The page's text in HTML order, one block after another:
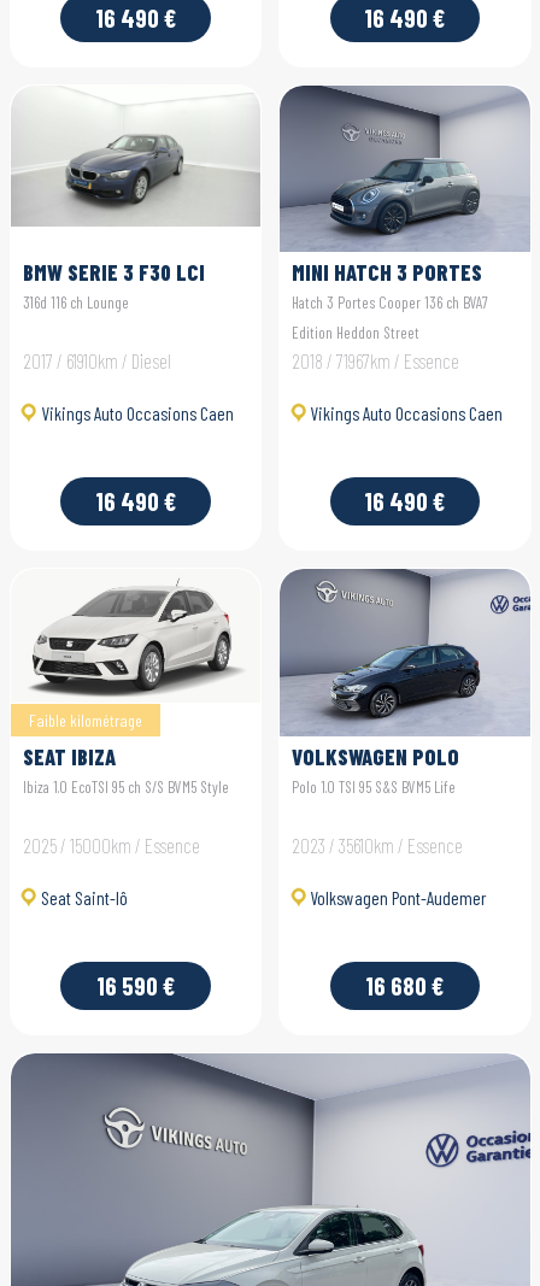
16 490 € 16 490 €
BMW SERIE 3 F30 LCI
316d 116 ch Lounge
2017 / 61910km / Diesel
Vikings Auto Occasions Caen
16 490 €
MINI HATCH 3 PORTES
F56 LCI
Hatch 3 Portes Cooper 136 ch BVA7
Edition Heddon Street
2018 / 71967km / Essence
Vikings Auto Occasions Caen
16 490 €
Faible kilométrage
SEAT IBIZA
Ibiza 1.0 EcoTSI 95 ch S/S BVM5 Style
2025 / 15000km / Essence
Seat Saint-lô
16 590 €
VOLKSWAGEN POLO
Polo 1.0 TSI 95 S&S BVM5 Life
2023 / 35610km / Essence
Volkswagen Pont-Audemer
16 680 €